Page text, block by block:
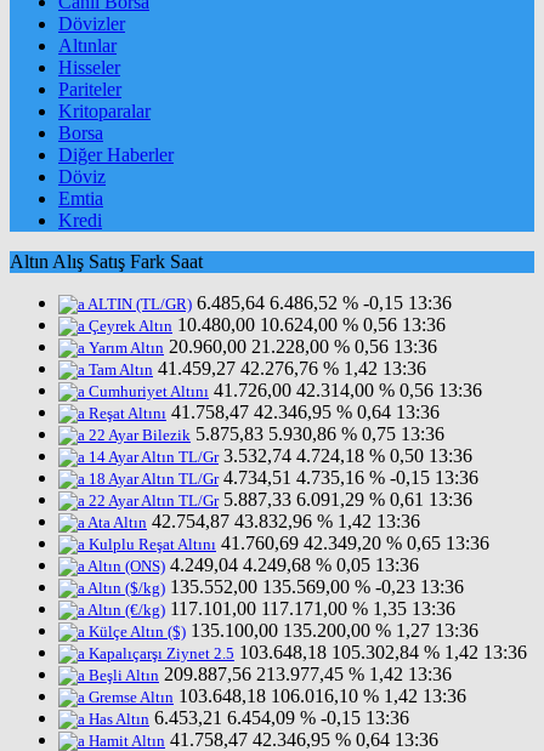
Dövizler
Altınlar
Hisseler
Pariteler
Kritoparalar
Borsa
Diğer Haberler
Döviz
Emtia
Kredi
Altın Alış Satış Fark Saat
ALTIN (TL/GR) 6.485,64 6.486,52 % -0,15 13:36
Çeyrek Altın 10.480,00 10.624,00 % 0,56 13:36
Yarım Altın 20.960,00 21.228,00 % 0,56 13:36
Tam Altın 41.459,27 42.276,76 % 1,42 13:36
Cumhuriyet Altını 41.726,00 42.314,00 % 0,56 13:36
Reşat Altını 41.758,47 42.346,95 % 0,64 13:36
22 Ayar Bilezik 5.875,83 5.930,86 % 0,75 13:36
14 Ayar Altın TL/Gr 3.532,74 4.724,18 % 0,50 13:36
18 Ayar Altın TL/Gr 4.734,51 4.735,16 % -0,15 13:36
22 Ayar Altın TL/Gr 5.887,33 6.091,29 % 0,61 13:36
Ata Altın 42.754,87 43.832,96 % 1,42 13:36
Kulplu Reşat Altını 41.760,69 42.349,20 % 0,65 13:36
Altın (ONS) 4.249,04 4.249,68 % 0,05 13:36
Altın ($/kg) 135.552,00 135.569,00 % -0,23 13:36
Altın (€/kg) 117.101,00 117.171,00 % 1,35 13:36
Külçe Altın ($) 135.100,00 135.200,00 % 1,27 13:36
Kapalıçarşı Ziynet 2.5 103.648,18 105.302,84 % 1,42 13:36
Beşli Altın 209.887,56 213.977,45 % 1,42 13:36
Gremse Altın 103.648,18 106.016,10 % 1,42 13:36
Has Altın 6.453,21 6.454,09 % -0,15 13:36
Hamit Altın 41.758,47 42.346,95 % 0,64 13:36